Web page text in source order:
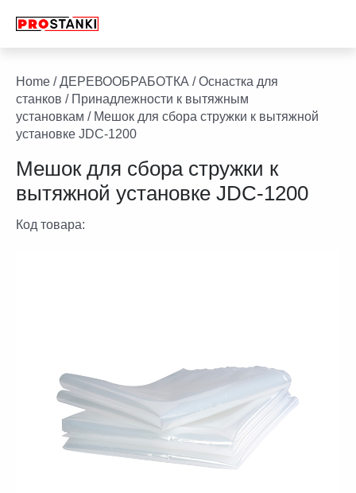
Home /ДЕРЕВООБРАБОТКА /Оснастка для
станков / Принадлежности к вытяжным
установкам / Мешок для сбора стружки к вытяжной
установке JDC-1200
Мешок для сбора стружки к
вытяжной установке JDC-1200
Код товара: